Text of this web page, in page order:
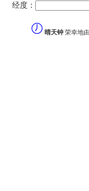
经度：
晴天钟 荣幸地